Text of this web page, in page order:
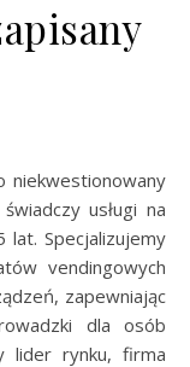
usługi na
Specjalizujemy
vendingowych
zapewniając
dla osób
lider rynku, firma